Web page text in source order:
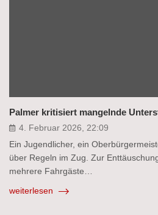
Palmer kritisiert mangelnde
4. Februar 2026, 22:09
Ein Jugendlicher, ein
über Regeln im Zug. Zur
mehrere Fahrgäste…
weiterlesen